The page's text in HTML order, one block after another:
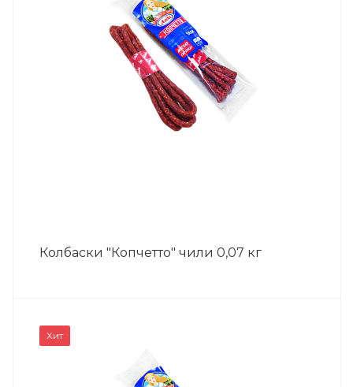
Колбаски "Копчетто" чили 0,07 кг
Хит